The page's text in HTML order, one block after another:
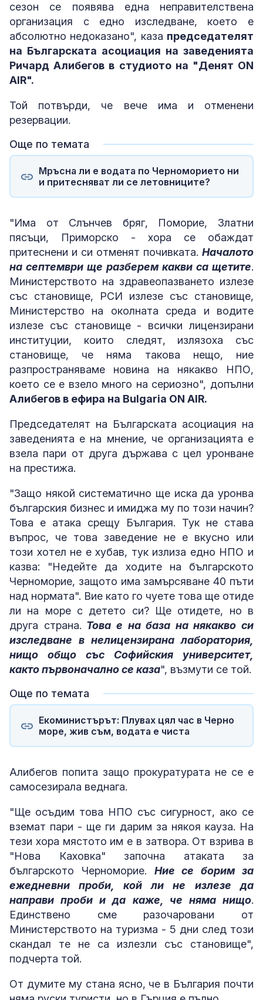
сезон се появява една неправителствена
организация с едно изследване, което е
абсолютно недоказано", каза председателят
на Българската асоциация на заведенията
Ричард Алибегов в студиото на "Денят ON
AIR".
Той потвърди, че вече има и отменени
резервации.
Още по темата
Мръсна ли е водата по Черноморието ни
и притесняват ли се летовниците?
"Има от Слънчев бряг, Поморие, Златни
пясъци, Приморско - хора се обаждат
притеснени и си отменят почивката. Началото
на септември ще разберем какви са щетите.
Министерството на здравеопазването излезе
със становище, РСИ излезе със становище,
Министерство на околната среда и водите
излезе със становище - всички лицензирани
институции, които следят, излязоха със
становище, че няма такова нещо, ние
разпространяваме новина на някакво НПО,
което се е взело много на сериозно", допълни
Алибегов в ефира на Bulgaria ON AIR.
Председателят на Българската асоциация на
заведенията е на мнение, че организацията е
взела пари от друга държава с цел уронване
на престижа.
"Защо някой систематично ще иска да уронва
българския бизнес и имиджа му по този начин?
Това е атака срещу България. Тук не става
въпрос, че това заведение не е вкусно или
този хотел не е хубав, тук излиза едно НПО и
казва: "Недейте да ходите на българското
Черноморие, защото има замърсяване 40 пъти
над нормата". Вие като го чуете това ще отиде
ли на море с детето си? Ще отидете, но в
друга страна. Това е на база на някакво си
изследване в нелицензирана лаборатория,
нищо общо със Софийския университет,
както първоначално се каза", възмути се той.
Още по темата
Екоминистърът: Плувах цял час в Черно
море, жив съм, водата е чиста
Алибегов попита защо прокуратурата не се е
самосезирала веднага.
"Ще осъдим това НПО със сигурност, ако се
вземат пари - ще ги дарим за някоя кауза. На
тези хора мястото им е в затвора. От взрива в
"Нова Каховка" започна атаката за
българското Черноморие. Ние се борим за
ежедневни проби, кой ли не излезе да
направи проби и да каже, че няма нищо.
Единствено сме разочаровани от
Министерството на туризма - 5 дни след този
скандал те не са излезли със становище",
подчерта той.
От думите му стана ясно, че в България почти